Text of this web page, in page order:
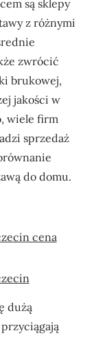
są sklepy
z różnymi
zwrócić
brukowej,
jakości w
wiele firm
sprzedaż
do domu.
cena
dużą